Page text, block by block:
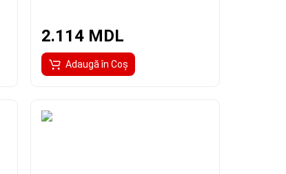
2.114 MDL
Adaugă în Coş